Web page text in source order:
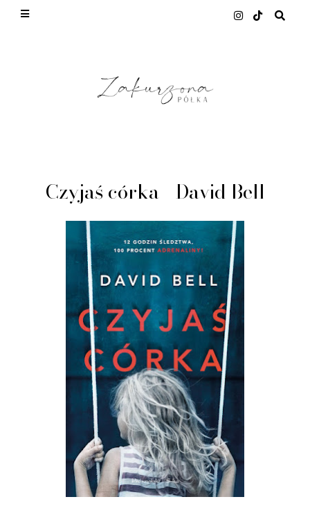
Czyjaś córka - David Bell
This site uses cookies from Google to deliver its
quality of service, generate usage statistics, and
to detect and address abuse.
LEARN MORE